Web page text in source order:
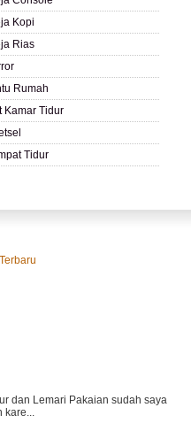
Kopi
Rias
Rumah
Kamar Tidur
Tidur
dan Lemari Pakaian sudah saya
kare...